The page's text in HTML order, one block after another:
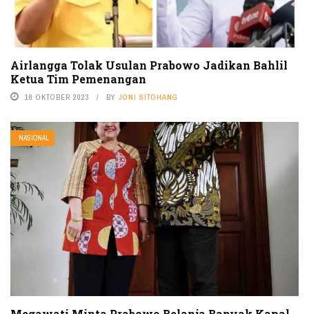
Airlangga Tolak Usulan Prabowo Jadikan Bahlil
Ketua Tim Pemenangan
18 OKTOBER 2023 BY JONI SITOHANG
NASIONAL